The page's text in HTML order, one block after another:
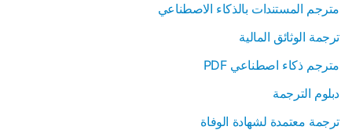
مترجم المستندات بالذكاء الاصطناعي
ترجمة الوثائق المالية
مترجم ذكاء اصطناعي PDF
دبلوم الترجمة
ترجمة معتمدة لشهادة الوفاة